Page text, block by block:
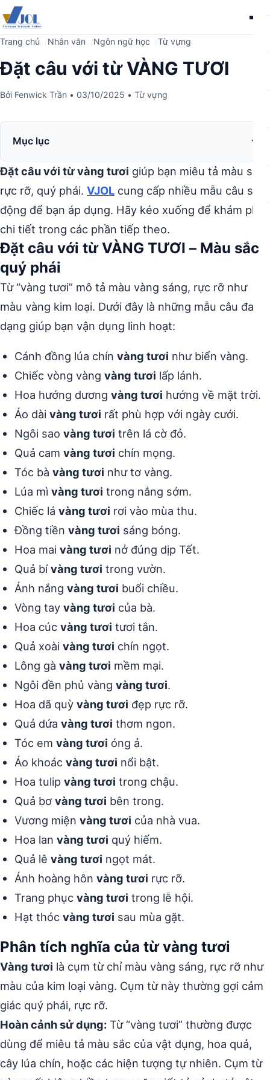
Trang chủ Nhân văn Ngôn ngữ học Từ vựng
Đặt câu với từ VÀNG TƯƠI
Bởi Fenwick Trần • 03/10/2025 • Từ vựng
Mục lục
Đặt câu với từ vàng tươi giúp bạn miêu tả màu sắc
rực rỡ, quý phái. VJOL cung cấp nhiều mẫu câu sinh
động để bạn áp dụng. Hãy kéo xuống để khám phá
chi tiết trong các phần tiếp theo.
Đặt câu với từ VÀNG TƯƠI – Màu sắc
quý phái
Từ “vàng tươi” mô tả màu vàng sáng, rực rỡ như
màu vàng kim loại. Dưới đây là những mẫu câu đa
dạng giúp bạn vận dụng linh hoạt:
Cánh đồng lúa chín vàng tươi như biển vàng.
Chiếc vòng vàng vàng tươi lấp lánh.
Hoa hướng dương vàng tươi hướng về mặt trời.
Áo dài vàng tươi rất phù hợp với ngày cưới.
Ngôi sao vàng tươi trên lá cờ đỏ.
Quả cam vàng tươi chín mọng.
Tóc bà vàng tươi như tơ vàng.
Lúa mì vàng tươi trong nắng sớm.
Chiếc lá vàng tươi rơi vào mùa thu.
Đồng tiền vàng tươi sáng bóng.
Hoa mai vàng tươi nở đúng dịp Tết.
Quả bívàng tươi trong vườn.
Ánh nắng vàng tươi buổi chiều.
Vòng tay vàng tươi của bà.
Hoa cúc vàng tươi tươi tắn.
Quả xoài vàng tươi chín ngọt.
Lông gà vàng tươi mềm mại.
Ngôi đền phủ vàng vàng tươi.
Hoa dã quỳ vàng tươi đẹp rực rỡ.
Quả dứa vàng tươi thơm ngon.
Tóc em vàng tươi óng ả.
Áo khoác vàng tươi nổi bật.
Hoa tulip vàng tươi trong chậu.
Quả bơ vàng tươi bên trong.
Vương miện vàng tươi của nhà vua.
Hoa lan vàng tươi quý hiếm.
Quả lê vàng tươi ngọt mát.
Ánh hoàng hôn vàng tươi rực rỡ.
Trang phục vàng tươi trong lễ hội.
Hạt thóc vàng tươi sau mùa gặt.
Phân tích nghĩa của từ vàng tươi
Vàng tươi là cụm từ chỉ màu vàng sáng, rực rỡ như
màu của kim loại vàng. Cụm từ này thường gợi cảm
giác quý phái, rực rỡ.
Hoàn cảnh sử dụng: Từ “vàng tươi” thường được
dùng để miêu tả màu sắc của vật dụng, hoa quả,
cây lúa chín, hoặc các hiện tượng tự nhiên. Cụm từ